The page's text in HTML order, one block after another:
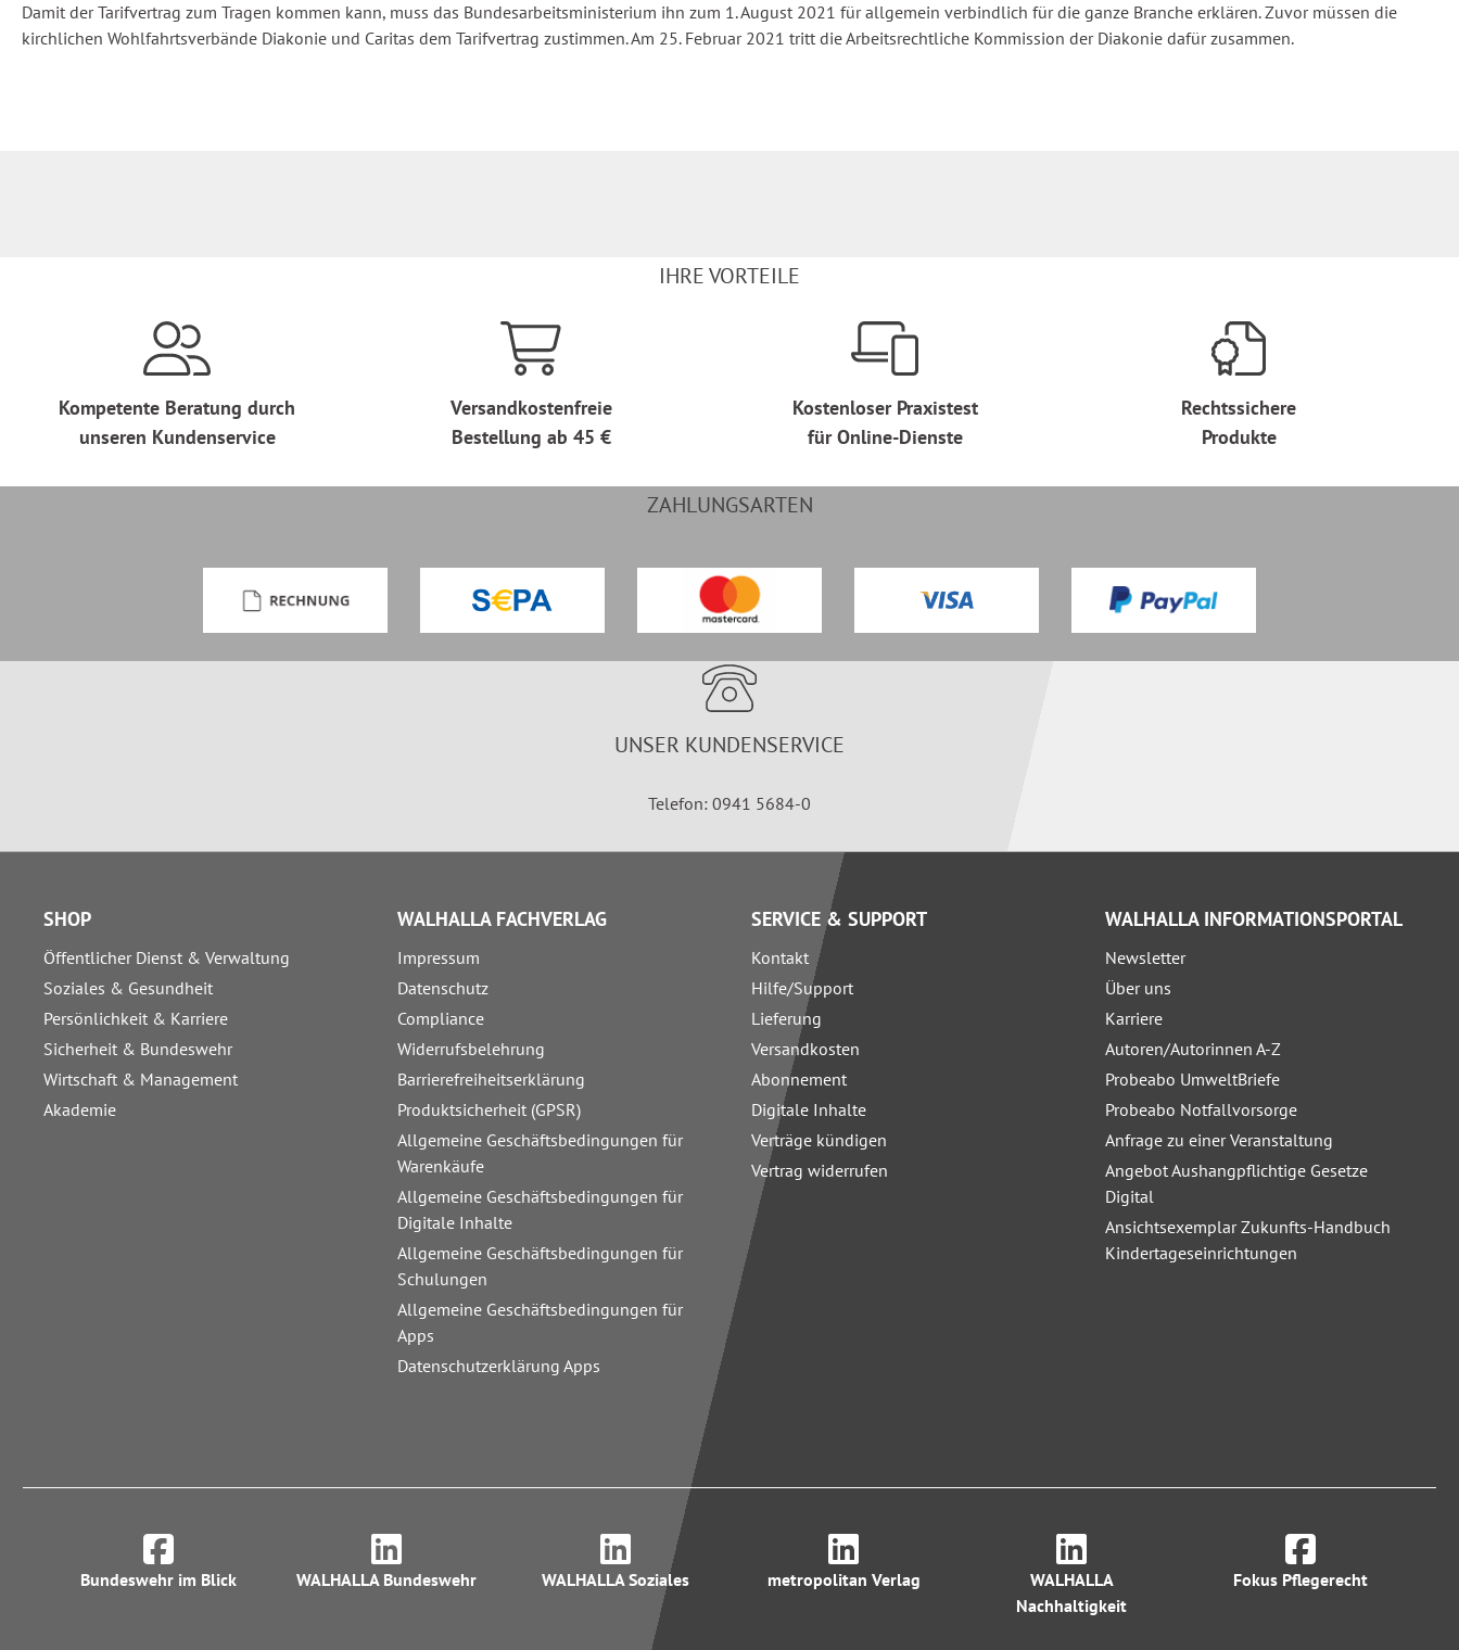
Damit der Tarifvertrag zum Tragen kommen kann, muss das Bundesarbeitsministerium ihn zum 1. August 2021 für allgemein verbindlich für die ganze Branche erklären. Zuvor müssen die
kirchlichen Wohlfahrtsverbände Diakonie und Caritas dem Tarifvertrag zustimmen. Am 25. Februar 2021 tritt die Arbeitsrechtliche Kommission der Diakonie dafür zusammen.
IHRE VORTEILE
Kompetente Beratung durch
unseren Kundenservice
Versandkostenfreie
Bestellung ab 45 €
Kostenloser Praxistest
für Online-Dienste
Rechtssichere
Produkte
ZAHLUNGSARTEN
UNSER KUNDENSERVICE
Telefon: 0941 5684-0
SHOP
Öffentlicher Dienst & Verwaltung
Soziales & Gesundheit
Persönlichkeit & Karriere
Sicherheit & Bundeswehr
Wirtschaft & Management
Akademie
WALHALLA FACHVERLAG
Impressum
Datenschutz
Compliance
Widerrufsbelehrung
Barrierefreiheitserklärung
Produktsicherheit (GPSR)
Allgemeine Geschäftsbedingungen für
Warenkäufe
Allgemeine Geschäftsbedingungen für
Digitale Inhalte
Allgemeine Geschäftsbedingungen für
Schulungen
Allgemeine Geschäftsbedingungen für
Apps
Datenschutzerklärung Apps
SERVICE & SUPPORT
Kontakt
Hilfe/Support
Lieferung
Versandkosten
Abonnement
Digitale Inhalte
Verträge kündigen
Vertrag widerrufen
WALHALLA INFORMATIONSPORTAL
Newsletter
Über uns
Karriere
Autoren/Autorinnen A-Z
Probeabo UmweltBriefe
Probeabo Notfallvorsorge
Anfrage zu einer Veranstaltung
Angebot Aushangpflichtige Gesetze
Digital
Ansichtsexemplar Zukunfts-Handbuch
Kindertageseinrichtungen
Bundeswehr im Blick WALHALLA Bundeswehr WALHALLA Soziales metropolitan Verlag
WALHALLA
Nachhaltigkeit
Fokus Pflegerecht